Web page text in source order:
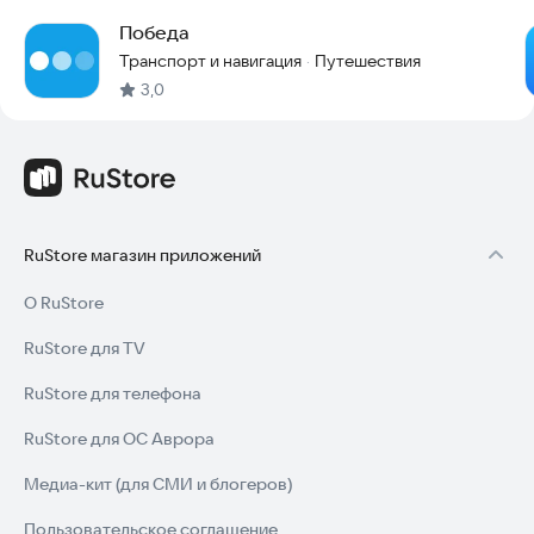
Победа
Транспорт и навигация · Путешествия
3,0
RuStore магазин приложений
О RuStore
RuStore для TV
RuStore для телефона
RuStore для ОС Аврора
Медиа-кит (для СМИ и блогеров)
Пользовательское соглашение